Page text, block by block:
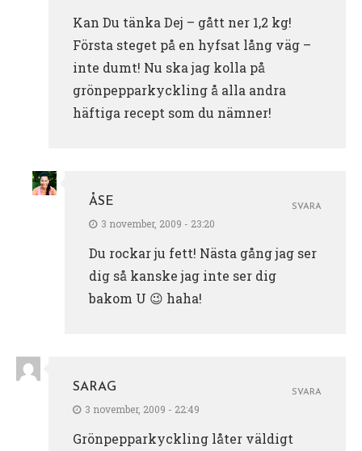
Kan Du tänka Dej – gått ner 1,2 kg!
Första steget på en hyfsat lång väg –
inte dumt! Nu ska jag kolla på
grönpepparkyckling å alla andra
häftiga recept som du nämner!
ÅSE
3 november, 2009 - 23:20
Du rockar ju fett! Nästa gång jag ser
dig så kanske jag inte ser dig
bakom U 😉 haha!
SVARA
SARAG
3 november, 2009 - 22:49
Grönpepparkyckling låter väldigt
SVARA